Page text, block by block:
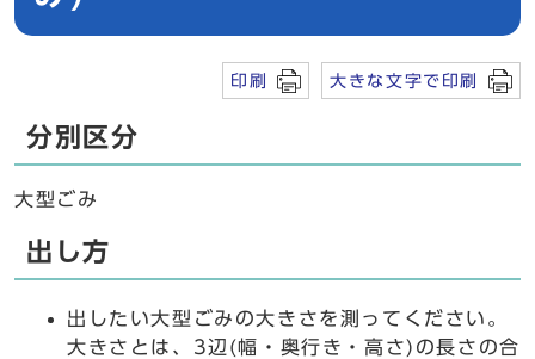
印刷 大きな文字で印刷
分別区分
大型ごみ
出し方
出したい大型ごみの大きさを測ってください。
大きさとは、3辺(幅・奥行き・高さ)の長さの合